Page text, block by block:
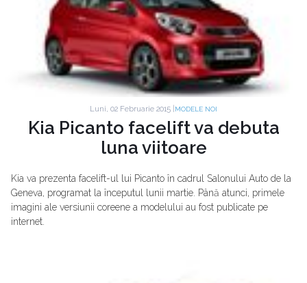
Luni, 02 Februarie 2015 | MODELE NOI
Kia Picanto facelift va debuta
luna viitoare
Kia va prezenta facelift-ul lui Picanto în cadrul Salonului Auto de la
Geneva, programat la începutul lunii martie. Până atunci, primele
imagini ale versiunii coreene a modelului au fost publicate pe
internet.